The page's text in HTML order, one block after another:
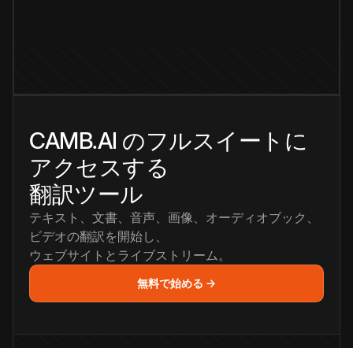
CAMB.AI のフルスイートに
アクセスする
翻訳ツール
テキスト、文書、音声、画像、オーディオブック、
ビデオの翻訳を開始し、
ウェブサイトとライブストリーム。
無料で始める →